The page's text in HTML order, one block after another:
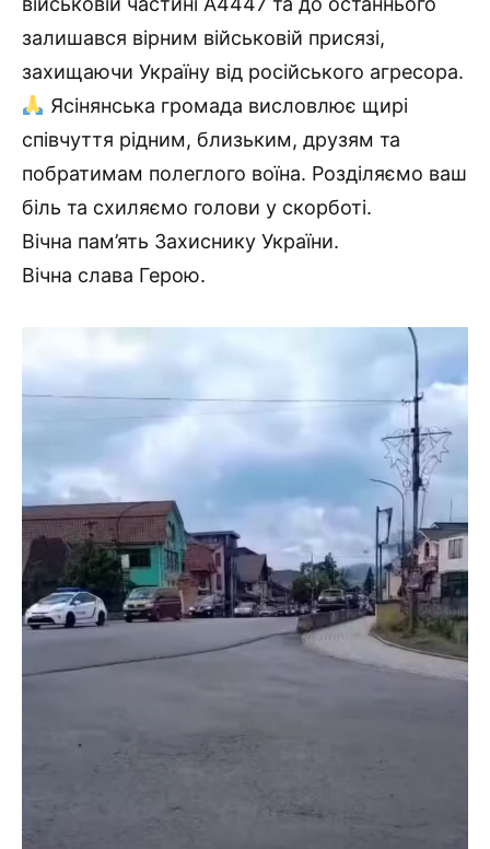
залишався вірним військовій присязі,
захищаючи Україну від російського агресора.
Ясінянська громада висловлює щирі
співчуття рідним, близьким, друзям та
побратимам полеглого воїна. Розділяємо ваш
біль та схиляємо голови у скорботі.
Вічна пам’ять Захиснику України.
Вічна слава Герою.